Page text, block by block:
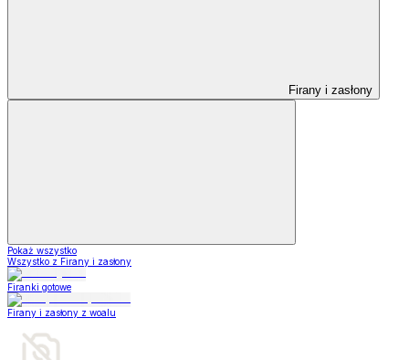
Firany i zasłony
Pokaż wszystko
Wszystko z Firany i zasłony
Firanki gotowe
Firany i zasłony z woalu